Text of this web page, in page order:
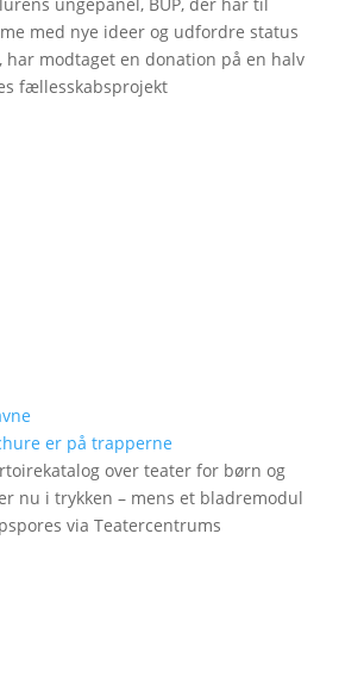
ungepanel, BUP, der har til
med nye ideer og udfordre status
har modtaget en donation på en halv
fællesskabsprojekt
er på trapperne
over teater for børn og
nu i trykken – mens et bladremodul
via Teatercentrums